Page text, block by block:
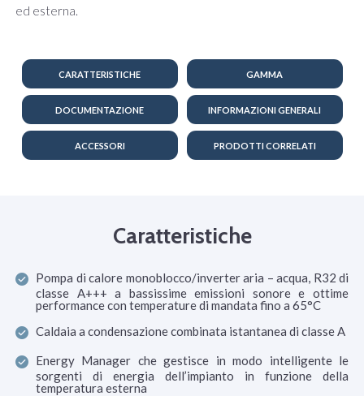
ed esterna.
CARATTERISTICHE GAMMA
DOCUMENTAZIONE INFORMAZIONI GENERALI
ACCESSORI PRODOTTI CORRELATI
Caratteristiche
Pompa di calore monoblocco/inverter aria – acqua, R32 di
classe A+++ a bassissime emissioni sonore e ottime
performance con temperature di mandata fino a 65°C
Caldaia a condensazione combinata istantanea di classe A
Energy Manager che gestisce in modo intelligente le
sorgenti di energia dell’impianto in funzione della
temperatura esterna